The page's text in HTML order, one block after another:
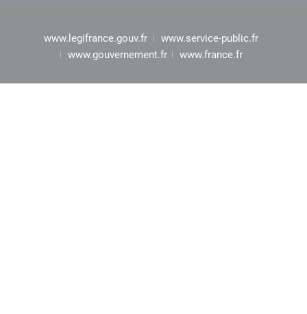
www.legifrance.gouv.fr
www.service-public.fr
www.gouvernement.fr
www.france.fr